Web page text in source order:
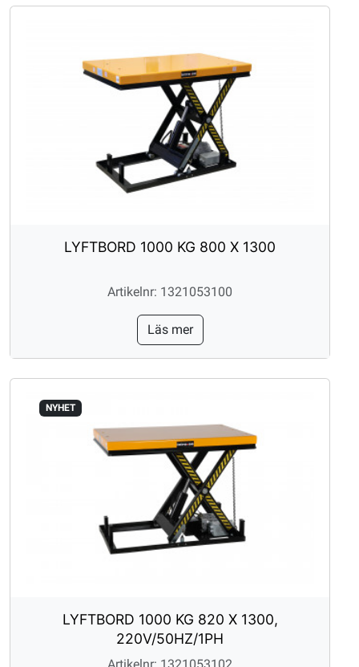
LYFTBORD 1000 KG 800 X 1300
Artikelnr: 1321053100
Läs mer
NYHET
LYFTBORD 1000 KG 820 X 1300,
220V/50HZ/1PH